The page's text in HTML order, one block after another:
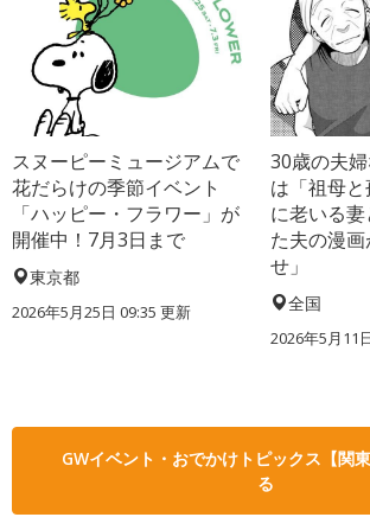
スヌーピーミュージアムで
花だらけの季節イベント
「ハッピー・フラワー」が
開催中！7月3日まで
東京都
2026年5月25日 09:35 更新
30歳の夫
は「祖母
に老いる
た夫の漫
せ」
全国
2026年5月11
GWイベント・おでかけトピックス【関
る